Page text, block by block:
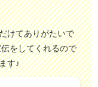
けてありがたいで
をしてくれるので
す♪